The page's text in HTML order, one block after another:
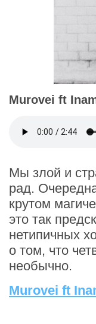
Murovei ft
Мы злой и
рад.
крутом
это так
нетипичных
о том, что
необычно.
Murovei ft